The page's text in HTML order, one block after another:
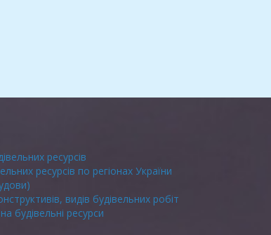
ресурсів
ресурсів по регіонах України
видів будівельних робіт
будівельні ресурси